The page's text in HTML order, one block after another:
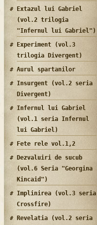
Extazul lui Gabriel
(vol.2 trilogia
"Infernul lui Gabriel")
Experiment (vol.3
trilogia Divergent)
Aurul spartanilor
Insurgent (vol.2 seria
Divergent)
Infernul lui Gabriel
(vol.1 seria Infernul
lui Gabriel)
Fete rele vol.1,2
Dezvaluiri de sucub
(vol.6 Seria "Georgina
Kincaid")
Implinirea (vol.3 seria
Crossfire)
Revelatia (vol.2 seria